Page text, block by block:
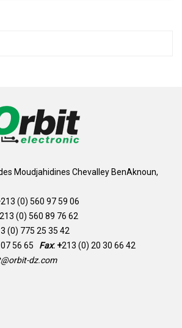
Moudjahidines Chevalley BenAknoun,
(0) 560 97 59 06
(0) 560 89 76 62
(0) 775 25 35 42
56 65 Fax: +213 (0) 20 30 66 42
dz.com